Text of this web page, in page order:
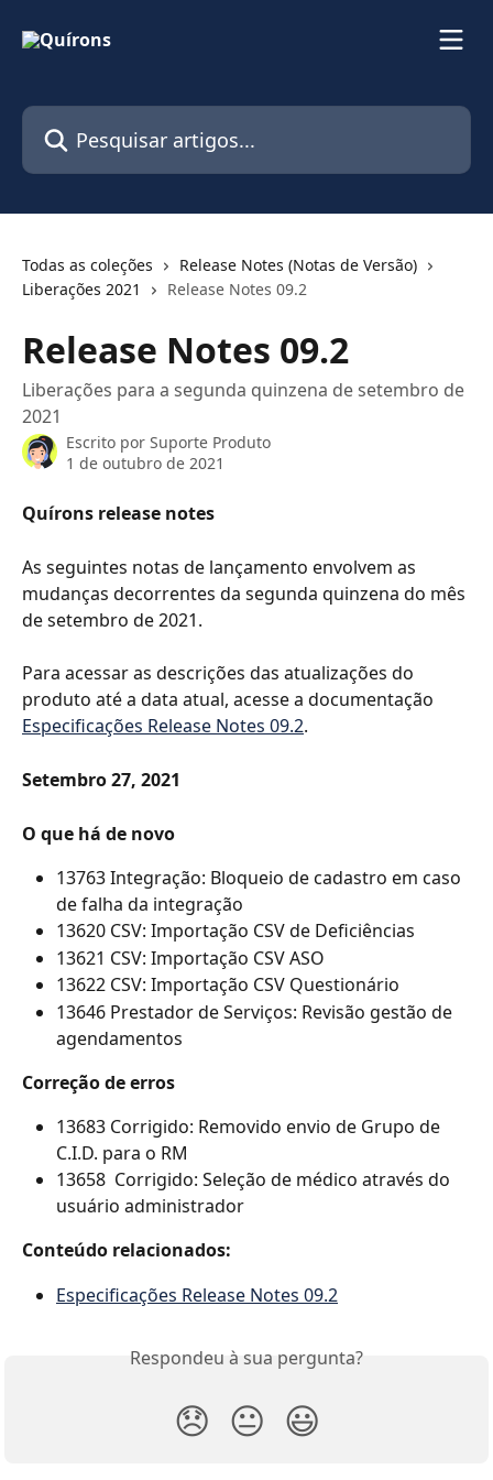
Pesquisar artigos...
Todas as coleções
Release Notes (Notas de Versão)
Liberações 2021
Release Notes 09.2
Release Notes 09.2
Liberações para a segunda quinzena de setembro de
2021
Escrito por Suporte Produto
1 de outubro de 2021
Quírons release notes
As seguintes notas de lançamento envolvem as
mudanças decorrentes da segunda quinzena do mês
de setembro de 2021.
Para acessar as descrições das atualizações do
produto até a data atual, acesse a documentação
Especificações Release Notes 09.2.
Setembro 27, 2021
O que há de novo
13763 Integração: Bloqueio de cadastro em caso
de falha da integração
13620 CSV: Importação CSV de Deficiências
13621 CSV: Importação CSV ASO
13622 CSV: Importação CSV Questionário
13646 Prestador de Serviços: Revisão gestão de
agendamentos
Correção de erros
13683 Corrigido: Removido envio de Grupo de
C.I.D. para o RM
13658  Corrigido: Seleção de médico através do
usuário administrador
Conteúdo relacionados:
Especificações Release Notes 09.2
Respondeu à sua pergunta?
😞 😐 😃